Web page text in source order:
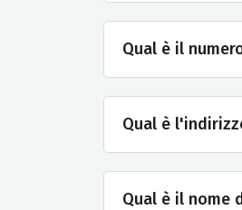
Qual è il
Qual è
Qual è il nome